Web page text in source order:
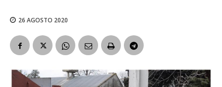
26 AGOSTO 2020